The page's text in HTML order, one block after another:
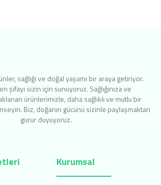
sağlığı ve doğal yaşamı bir araya getiriyor.
şifayı sizin için sunuyoruz. Sağlığınıza ve
ürünlerimizle, daha sağlıklı ve mutlu bir
Biz, doğanın gücünü sizinle paylaşmaktan
gurur duyuyoruz.
Kurumsal